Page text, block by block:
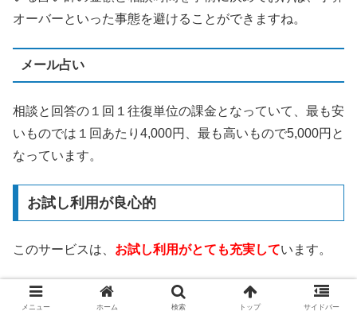
オーバーといった事態を避けることができますね。
メール占い
相談と回答の１回１往復単位の課金となっていて、最も安
いものでは１回あたり4,000円、最も高いもので5,000円と
なっています。
お試し利用が良心的
このサービスは、 お試し利用がとても充実しています。
3,000円分の無料相談ポイント
メニュー ホーム 検索 トップ サイドバー